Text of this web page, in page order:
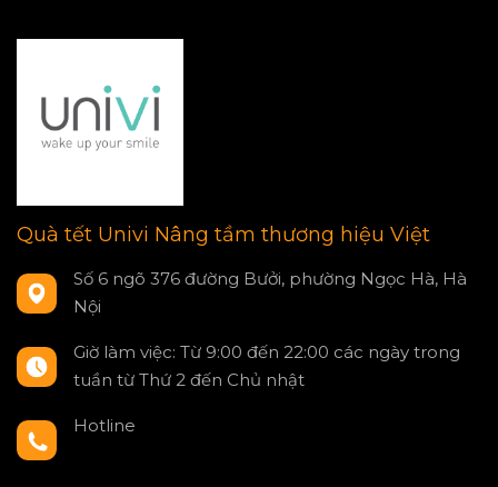
Quà tết Univi Nâng tầm thương hiệu Việt
Số 6 ngõ 376 đường Bưởi, phường Ngọc Hà, Hà
Nội
Giờ làm việc: Từ 9:00 đến 22:00 các ngày trong
tuần từ Thứ 2 đến Chủ nhật
Hotline